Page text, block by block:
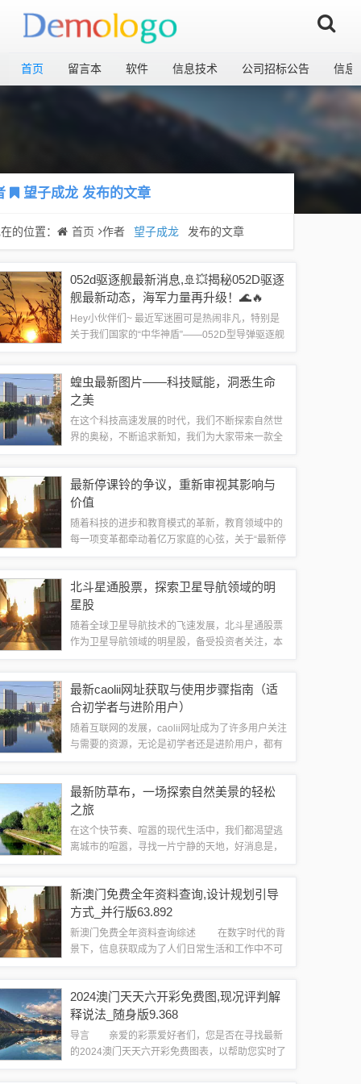
首页 留言本 软件 信息技术 公司招标公告 信息
望子成龙发布的文章
的位置： 首页 作者 望子成龙 发布的文章
052d驱逐舰最新消息,🚢💥揭秘052D驱逐
舰最新动态，海军力量再升级！🌊🔥
Hey小伙伴们~ 最近军迷圈可是热闹非凡，特别是
关于我们国家的“中华神盾”——052D型导弹驱逐舰
有它如何成为我们海军力量的新...
蝗虫最新图片——科技赋能，洞悉生命
之美
在这个科技高速发展的时代，我们不断探索自然世
界的奥秘，不断追求新知，我们为大家带来一款全
义我们对生命的认知。产品概述蝗虫最新图片...
最新停课铃的争议，重新审视其影响与
价值
随着科技的进步和教育模式的革新，教育领域中的
每一项变革都牵动着亿万家庭的心弦，关于“最新停
对者则担忧它可能打破传统的教学节奏，...
北斗星通股票，探索卫星导航领域的明
星股
随着全球卫星导航技术的飞速发展，北斗星通股票
作为卫星导航领域的明星股，备受投资者关注，本
要点一：北斗星通股票的基本面；要点二：北...
最新caolii网址获取与使用步骤指南（适
合初学者与进阶用户）
随着互联网的发展，caolii网址成为了许多用户关注
与需要的资源，无论是初学者还是进阶用户，都有
轻松完成相关任务。获取最...
最新防草布，一场探索自然美景的轻松
之旅
在这个快节奏、喧嚣的现代生活中，我们都渴望逃
离城市的喧嚣，寻找一片宁静的天地，好消息是，
内心的平静，让我们在探索自然美景的同时，...
新澳门免费全年资料查询,设计规划引导
方式_并行版63.892
新澳门免费全年资料查询综述 在数字时代的背
景下，信息获取成为了人们日常生活和工作中不可
全年资料的需求，...
2024澳门天天六开彩免费图,现况评判解
释说法_随身版9.368
导言 亲爱的彩票爱好者们，您是否在寻找最新
的2024澳门天天六开彩免费图表，以帮助您实时了